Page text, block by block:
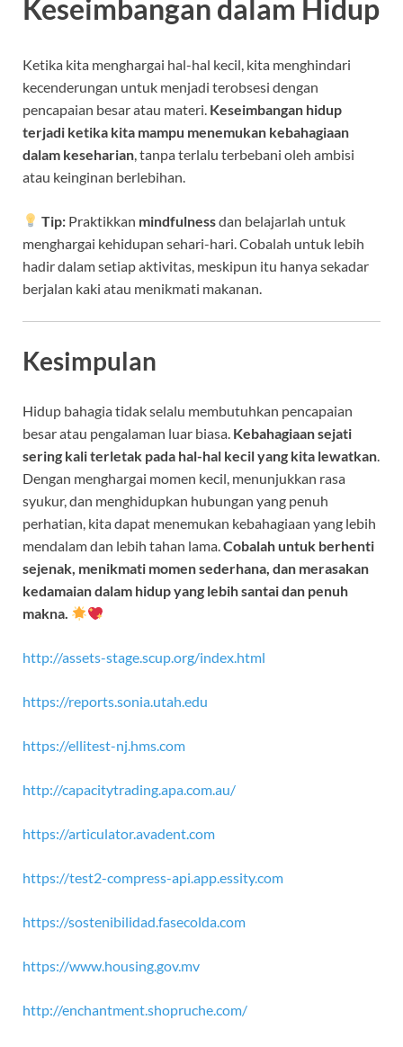
Keseimbangan dalam Hidup
Ketika kita menghargai hal-hal kecil, kita menghindari
kecenderungan untuk menjadi terobsesi dengan
pencapaian besar atau materi. Keseimbangan hidup
terjadi ketika kita mampu menemukan kebahagiaan
dalam keseharian , tanpa terlalu terbebani oleh ambisi
atau keinginan berlebihan.
Tip: Praktikkan mindfulnessdan belajarlah untuk
menghargai kehidupan sehari-hari. Cobalah untuk lebih
hadir dalam setiap aktivitas, meskipun itu hanya sekadar
berjalan kaki atau menikmati makanan.
Kesimpulan
Hidup bahagia tidak selalu membutuhkan pencapaian
besar atau pengalaman luar biasa. Kebahagiaan sejati
sering kali terletak pada hal-hal kecil yang kita lewatkan.
Dengan menghargai momen kecil, menunjukkan rasa
syukur, dan menghidupkan hubungan yang penuh
perhatian, kita dapat menemukan kebahagiaan yang lebih
mendalam dan lebih tahan lama.Cobalah untuk berhenti
sejenak, menikmati momen sederhana, dan merasakan
kedamaian dalam hidup yang lebih santai dan penuh
makna.
http://assets-stage.scup.org/index.html
https://reports.sonia.utah.edu
https://ellitest-nj.hms.com
http://capacitytrading.apa.com.au/
https://articulator.avadent.com
https://test2-compress-api.app.essity.com
https://sostenibilidad.fasecolda.com
https://www.housing.gov.mv
http://enchantment.shopruche.com/